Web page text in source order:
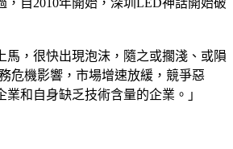
自2010年開始，深圳LED神話開始破
馬，很快出現泡沫，隨之或擱淺、或隕
危機影響，市場增速放緩，競爭惡
和自身缺乏技術含量的企業。」